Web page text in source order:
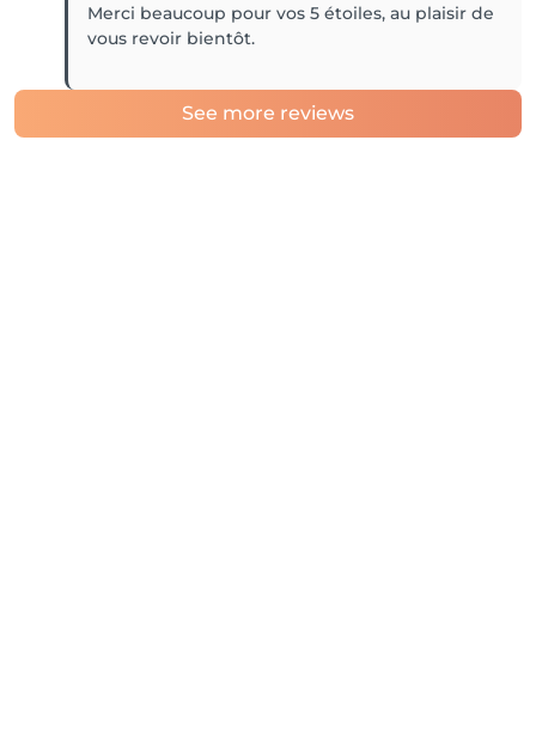
Merci beaucoup pour vos 5 étoiles, au plaisir de
vous revoir bientôt.
See more reviews